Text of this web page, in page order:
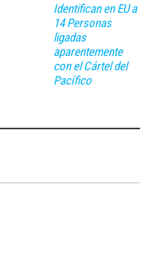
Identifican en EU a
14 Personas
ligadas
aparentemente
con el Cártel del
Pacífico